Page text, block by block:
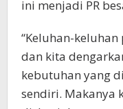
ini menjadi PR
“Keluhan-
dan kita
kebutuhan yang
sendiri. Makanya